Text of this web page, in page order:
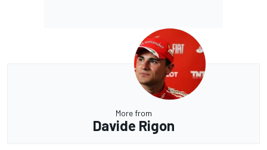
More from
Davide Rigon